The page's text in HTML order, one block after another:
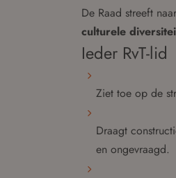
De Raad streeft
culturele
Ieder RvT-lid
Ziet toe op de
Draagt
en ongevraagd.